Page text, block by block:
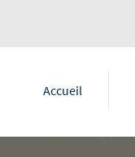
Accueil